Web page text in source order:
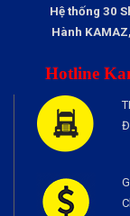
Hệ thống 30
Hành
Hotline